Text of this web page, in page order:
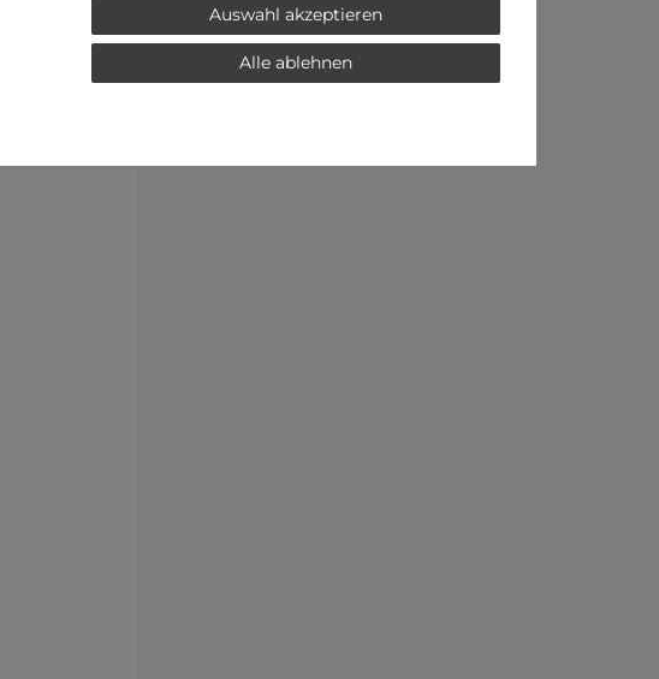
Auswahl akzeptieren
Alle ablehnen